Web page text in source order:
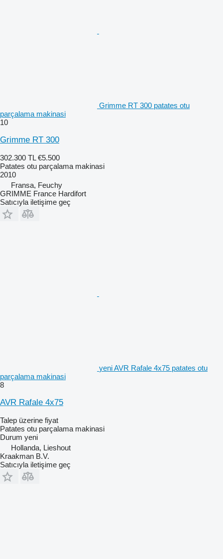
Grimme RT 300 patates otu
parçalama makinasi
10
Grimme RT 300
302.300 TL €5.500
Patates otu parçalama makinasi
2010
Fransa, Feuchy
GRIMME France Hardifort
Satıcıyla iletişime geç
yeni AVR Rafale 4x75 patates otu
parçalama makinasi
8
AVR Rafale 4x75
Talep üzerine fiyat
Patates otu parçalama makinasi
Durum yeni
Hollanda, Lieshout
Kraakman B.V.
Satıcıyla iletişime geç